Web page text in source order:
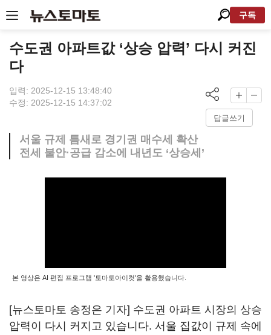
구독
수도권 아파트값 ‘상승 압력’ 다시 커진
다
입력: 2025-12-15 13:48:40
수정: 2025-12-15 14:37:02
답글쓰기
서울 규제 틈새로 경기권 매수세 확산
전세 불안·공급 감소에 내년도 ‘상승세’
본 영상은 AI 편집 프로그램 '토마토아이컷'을 활용했습니다.
[뉴스토마토 송정은 기자] 수도권 아파트 시장의 상승
압력이 다시 커지고 있습니다. 서울 집값이 규제 속에